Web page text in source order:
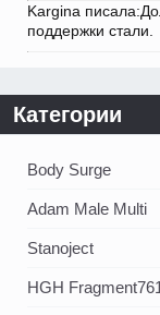
Kargina
поддержки стали.
Категории
Body Surge
Adam Male Multi
Stanoject
HGH